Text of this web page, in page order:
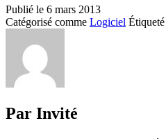
Publié le 6 mars 2013
Catégorisé comme Logiciel Étiqueté
Par Invité